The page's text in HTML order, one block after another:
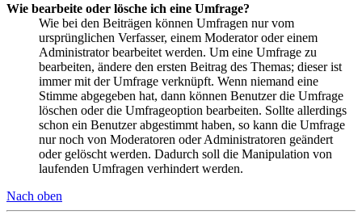
Wie bearbeite oder lösche ich eine Umfrage?
Wie bei den Beiträgen können Umfragen nur vom
ursprünglichen Verfasser, einem Moderator oder einem
Administrator bearbeitet werden. Um eine Umfrage zu
bearbeiten, ändere den ersten Beitrag des Themas; dieser ist
immer mit der Umfrage verknüpft. Wenn niemand eine
Stimme abgegeben hat, dann können Benutzer die Umfrage
löschen oder die Umfrageoption bearbeiten. Sollte allerdings
schon ein Benutzer abgestimmt haben, so kann die Umfrage
nur noch von Moderatoren oder Administratoren geändert
oder gelöscht werden. Dadurch soll die Manipulation von
laufenden Umfragen verhindert werden.
Nach oben